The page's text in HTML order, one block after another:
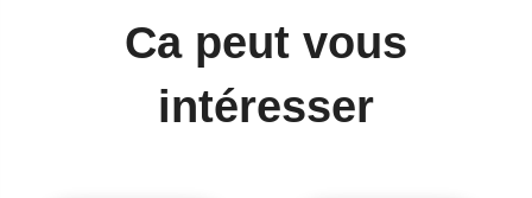
Ca peut vous
intéresser